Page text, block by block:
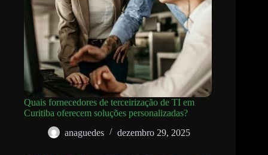
Quais fornecedores de terceirização de TI em
Curitiba oferecem soluções personalizadas?
anaguedes
dezembro 29, 2025